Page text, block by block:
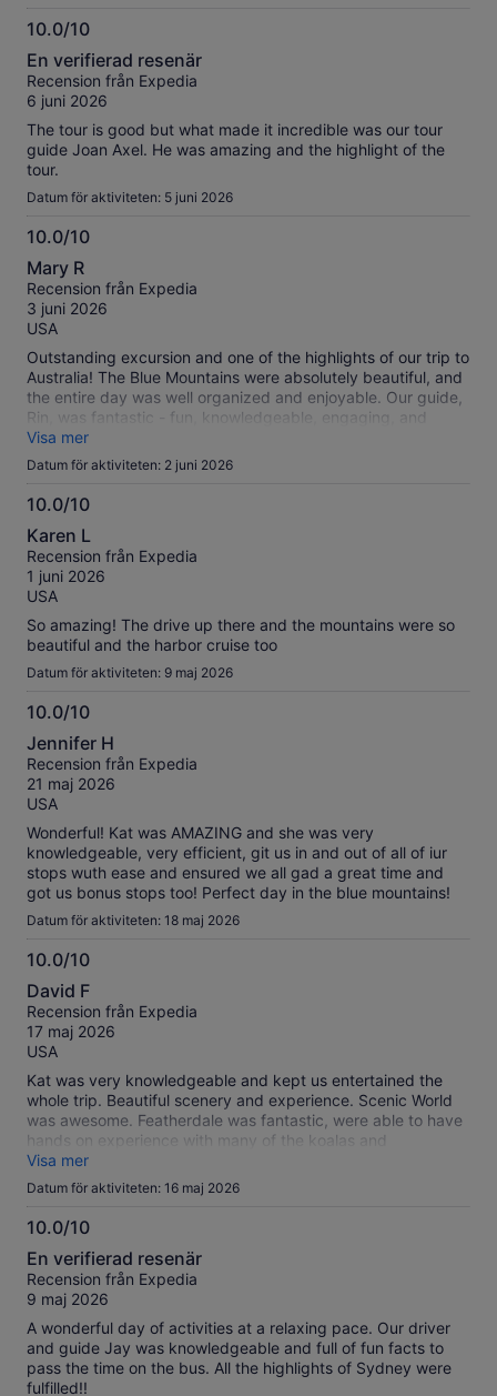
10.0/10
10.0
av
10
En verifierad resenär
Recension från Expedia
6 juni 2026
The tour is good but what made it incredible was our tour
guide Joan Axel. He was amazing and the highlight of the
tour.
Datum för aktiviteten: 5 juni 2026
10.0/10
10.0
av
10
Mary R
Recension från Expedia
3 juni 2026
USA
Outstanding excursion and one of the highlights of our trip to
Australia! The Blue Mountains were absolutely beautiful, and
the entire day was well organized and enjoyable. Our guide,
Rin, was fantastic - fun, knowledgeable, engaging, and
clearly passionate about the area. She shared interesting
information throughout the tour while keeping the group
entertained and on schedule. I would highly recommend this
excursion to anyone visiting Sydney and looking to
experience the Blue Mountains.
Visa mer
Datum för aktiviteten: 2 juni 2026
10.0/10
10.0
av
10
Karen L
Recension från Expedia
1 juni 2026
USA
So amazing! The drive up there and the mountains were so
beautiful and the harbor cruise too
Datum för aktiviteten: 9 maj 2026
10.0/10
10.0
av
10
Jennifer H
Recension från Expedia
21 maj 2026
USA
Wonderful! Kat was AMAZING and she was very
knowledgeable, very efficient, git us in and out of all of iur
stops wuth ease and ensured we all gad a great time and
got us bonus stops too! Perfect day in the blue mountains!
Datum för aktiviteten: 18 maj 2026
10.0/10
10.0
av
10
David F
Recension från Expedia
17 maj 2026
USA
Kat was very knowledgeable and kept us entertained the
whole trip. Beautiful scenery and experience. Scenic World
was awesome. Featherdale was fantastic, were able to have
hands on experience with many of the koalas and
kangaroos.
Visa mer
Datum för aktiviteten: 16 maj 2026
10.0/10
10.0
av
10
En verifierad resenär
Recension från Expedia
9 maj 2026
A wonderful day of activities at a relaxing pace. Our driver
and guide Jay was knowledgeable and full of fun facts to
pass the time on the bus. All the highlights of Sydney were
fulfilled!!